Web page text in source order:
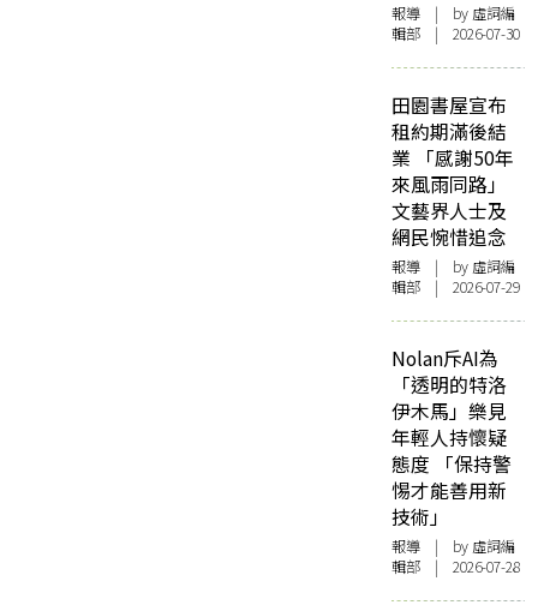
報導 | by 虛詞編
輯部 | 2026-07-30
田園書屋宣布
租約期滿後結
業 「感謝50年
來風雨同路」
文藝界人士及
網民惋惜追念
報導 | by 虛詞編
輯部 | 2026-07-29
Nolan斥AI為
「透明的特洛
伊木馬」樂見
年輕人持懷疑
態度 「保持警
惕才能善用新
技術」
報導 | by 虛詞編
輯部 | 2026-07-28